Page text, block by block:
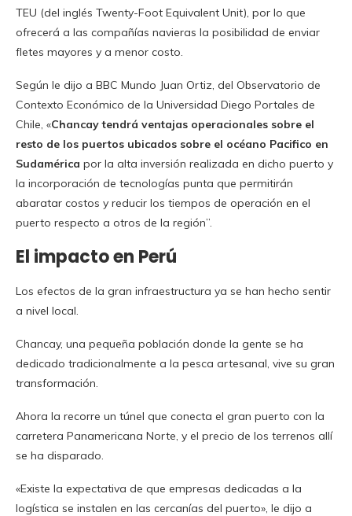
TEU (del inglés Twenty-Foot Equivalent Unit), por lo que
ofrecerá a las compañías navieras la posibilidad de enviar
fletes mayores y a menor costo.
Según le dijo a BBC Mundo Juan Ortiz, del Observatorio de
Contexto Económico de la Universidad Diego Portales de
Chile, «Chancay tendrá ventajas operacionales sobre el
resto de los puertos ubicados sobre el océano Pacifico en
Sudamérica por la alta inversión realizada en dicho puerto y
la incorporación de tecnologías punta que permitirán
abaratar costos y reducir los tiempos de operación en el
puerto respecto a otros de la región”.
El impacto en Perú
Los efectos de la gran infraestructura ya se han hecho sentir
a nivel local.
Chancay, una pequeña población donde la gente se ha
dedicado tradicionalmente a la pesca artesanal, vive su gran
transformación.
Ahora la recorre un túnel que conecta el gran puerto con la
carretera Panamericana Norte, y el precio de los terrenos allí
se ha disparado.
«Existe la expectativa de que empresas dedicadas a la
logística se instalen en las cercanías del puerto», le dijo a